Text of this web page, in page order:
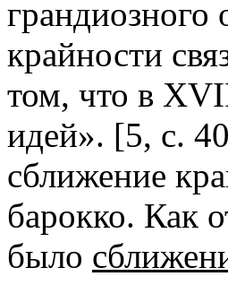
грандиозного
крайности
том, что в
идей». [5, c.
сближение
барокко. Как
было